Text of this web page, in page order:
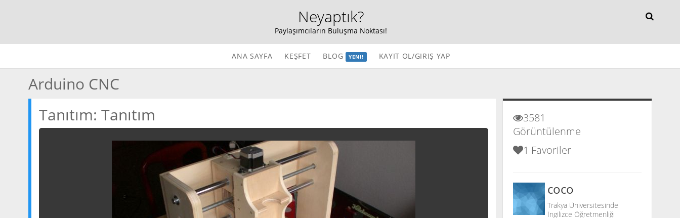
Neyaptık?
Paylaşımcıların Buluşma Noktası!
ANA SAYFA KEŞFET BLOG YENI! KAYIT OL/GIRIŞ YAP
Seçilmiş
Sanat
Arduino CNC
Tanıtım: Tanıtım
3581
Görüntülenme
1 Favoriler
coco
Trakya Üniversitesinde
İngilizce Öğretmenliği